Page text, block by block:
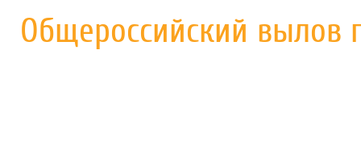
Общероссийский вылов